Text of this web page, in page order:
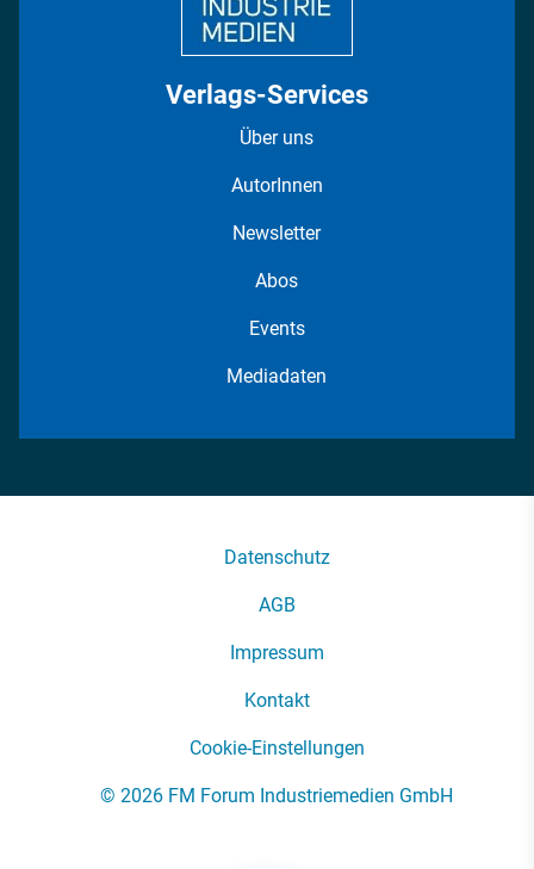
Verlags-Services
Über uns
AutorInnen
Newsletter
Abos
Events
Mediadaten
Datenschutz
AGB
Impressum
Kontakt
Cookie-Einstellungen
© 2026 FM Forum Industriemedien GmbH